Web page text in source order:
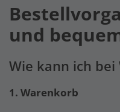
und
Wie kann ich bei
1. Warenkorb